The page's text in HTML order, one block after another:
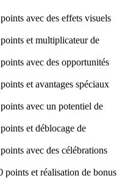
avec des effets visuels
et multiplicateur de
avec des opportunités
et avantages spéciaux
avec un potentiel de
et déblocage de
avec des célébrations
points et réalisation de bonus